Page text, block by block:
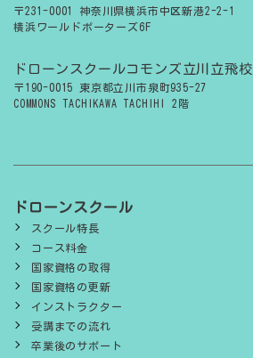
〒231-0001 神奈川県横浜市中区新港2-2-1
横浜ワールドポーターズ6F
ドローンスクールコモンズ立川立飛校
〒190-0015 東京都立川市泉町935-27
COMMONS TACHIKAWA TACHIHI 2階
ドローンスクール
スクール特長
コース料金
国家資格の取得
国家資格の更新
インストラクター
受講までの流れ
卒業後のサポート